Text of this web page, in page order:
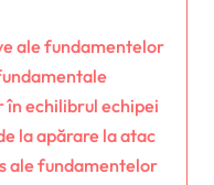
ale fundamentelor
echilibrul echipei
la apărare la atac
ale fundamentelor